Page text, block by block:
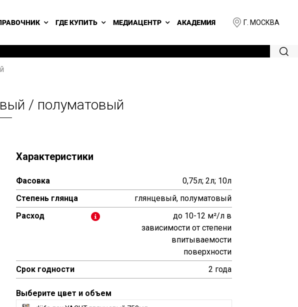
Г. МОСКВА
ГДЕ КУПИТЬ МЕДИАЦЕНТР АКАДЕМИЯ
/ полуматовый
Характеристики
Фасовка
0,75л; 2л; 10л
Степень глянца
глянцевый, полуматовый
Расход
до 10-12 м²/л в
зависимости от степени
впитываемости
поверхности
Срок годности
2 года
Выберите цвет и объем